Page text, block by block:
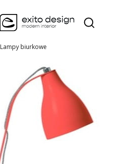
Otwórz
Lampy biurkowe